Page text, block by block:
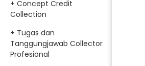
+ Concept Credit
Collection
+ Tugas dan
Tanggungjawab Collector
Profesional